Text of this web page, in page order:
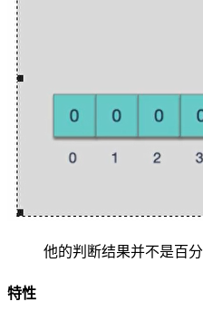
他的判断结果并不是百
特性